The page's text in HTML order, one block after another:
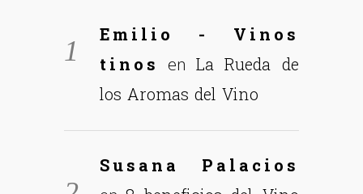
Emilio - Vinos
tinos
en La Rueda de
los Aromas del Vino
Susana Palacios